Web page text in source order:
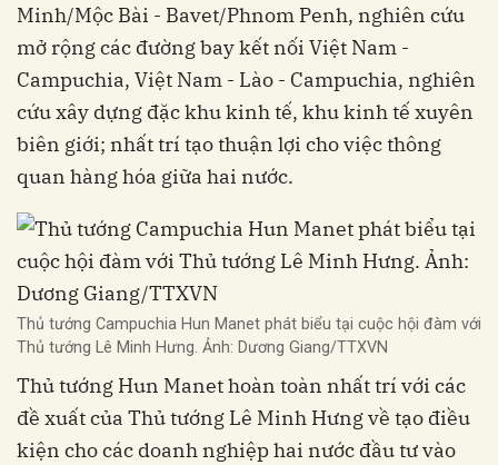
Minh/Mộc Bài - Bavet/Phnom Penh, nghiên cứu
mở rộng các đường bay kết nối Việt Nam -
Campuchia, Việt Nam - Lào - Campuchia, nghiên
cứu xây dựng đặc khu kinh tế, khu kinh tế xuyên
biên giới; nhất trí tạo thuận lợi cho việc thông
quan hàng hóa giữa hai nước.
Thủ tướng Campuchia Hun Manet phát biểu tại cuộc hội đàm với
Thủ tướng Lê Minh Hưng. Ảnh: Dương Giang/TTXVN
Thủ tướng Hun Manet hoàn toàn nhất trí với các
đề xuất của Thủ tướng Lê Minh Hưng về tạo điều
kiện cho các doanh nghiệp hai nước đầu tư vào